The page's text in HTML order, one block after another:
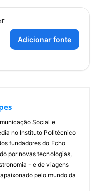
Adicionar fonte
Social e
no Instituto Politécnico
fundadores do Echo
por novas tecnologias,
- e de viagens
pelo mundo da